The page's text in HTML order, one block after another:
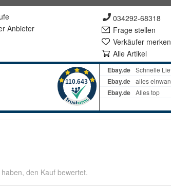
Anbieter
034292-68318
Frage stellen
Verkäufer merken
Alle Artikel
den Kauf bewertet.